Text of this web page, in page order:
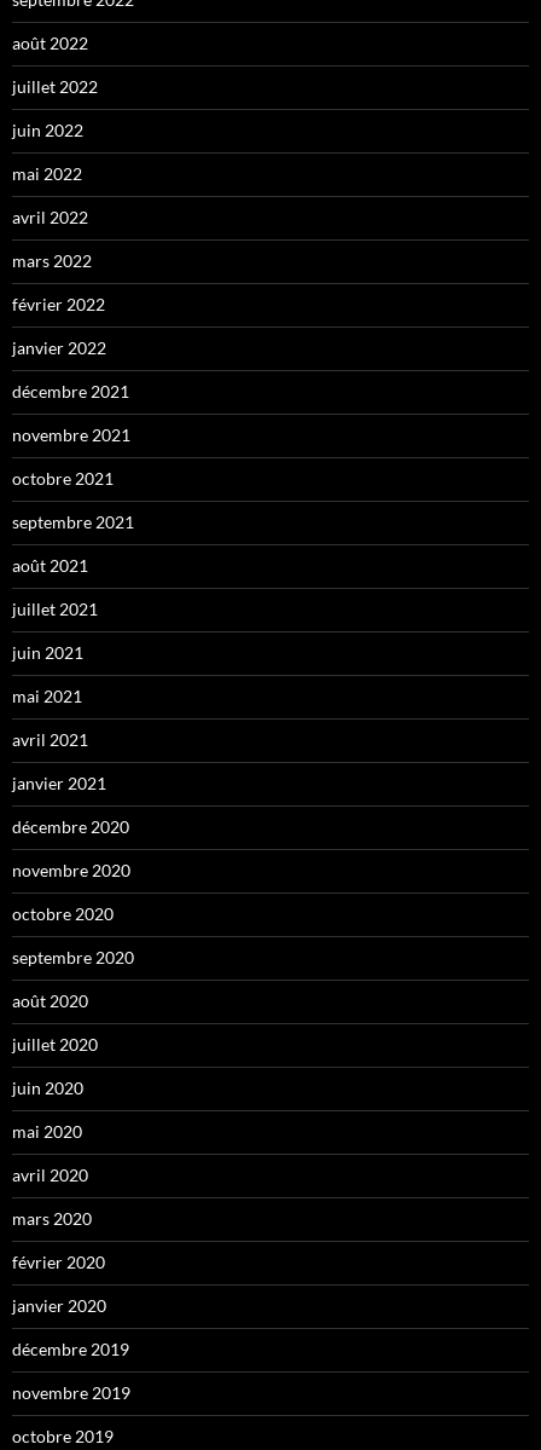
août 2022
juillet 2022
juin 2022
mai 2022
avril 2022
mars 2022
février 2022
janvier 2022
décembre 2021
novembre 2021
octobre 2021
septembre 2021
août 2021
juillet 2021
juin 2021
mai 2021
avril 2021
janvier 2021
décembre 2020
novembre 2020
octobre 2020
septembre 2020
août 2020
juillet 2020
juin 2020
mai 2020
avril 2020
mars 2020
février 2020
janvier 2020
décembre 2019
novembre 2019
octobre 2019